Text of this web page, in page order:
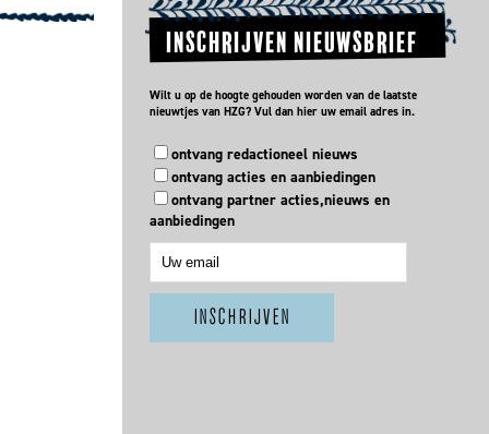
INSCHRIJVEN NIEUWSBRIEF
Wilt u op de hoogte gehouden worden van de laatste
nieuwtjes van HZG? Vul dan hier uw email adres in.
ontvang redactioneel nieuws
ontvang acties en aanbiedingen
ontvang partner acties,nieuws en
aanbiedingen